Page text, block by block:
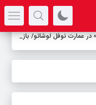
در عمارت نوفل لوشاتو/